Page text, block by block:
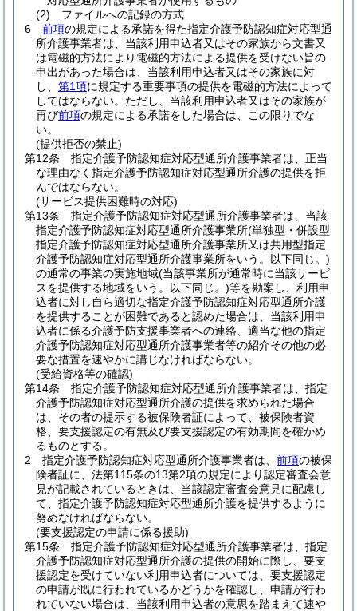
(2)
ファイルへの記録の方式
6
前項の規定による承諾を得た指定介護予防認知症対応型通
所介護事業者は、当該利用申込者又はその家族から文書又
は電磁的方法により電磁的方法による提供を受けない旨の
申出があった場合は、当該利用申込者又はその家族に対
し、 第1項に規定する重要事項の提供を電磁的方法によって
してはならない。 ただし、当該利用申込者又はその家族が
再び前項の規定による承諾をした場合は、この限りでな
い。
(提供拒否の禁止)
第12条
指定介護予防認知症対応型通所介護事業者は、正当
な理由なく指定介護予防認知症対応型通所介護の提供を拒
んではならない。
(サービス提供困難時の対応)
第13条
指定介護予防認知症対応型通所介護事業者は、当該
指定介護予防認知症対応型通所介護事業所(単独型・併設型
指定介護予防認知症対応型通所介護事業所又は共用型指定
介護予防認知症対応型通所介護事業所をいう。以下同じ。)
の通常の事業の実施地域(当該事業所が通常時に当該サービ
スを提供する地域をいう。以下同じ。)等を勘案し、利用申
込者に対し自ら適切な指定介護予防認知症対応型通所介護
を提供することが困難であると認めた場合は、当該利用申
込者に係る介護予防支援事業者への連絡、適当な他の指定
介護予防認知症対応型通所介護事業者等の紹介その他の必
要な措置を速やかに講じなければならない。
(受給資格等の確認)
第14条
指定介護予防認知症対応型通所介護事業者は、指定
介護予防認知症対応型通所介護の提供を求められた場合
は、その者の提示する被保険者証によって、被保険者資
格、要支援認定の有無及び要支援認定の有効期間を確かめ
るものとする。
2
指定介護予防認知症対応型通所介護事業者は、 前項の被保
険者証に、法第115条の13第2項の規定により認定審査会意
見が記載されているときは、当該認定審査会意見に配慮し
て、指定介護予防認知症対応型通所介護を提供するように
努めなければならない。
(要支援認定の申請に係る援助)
第15条
指定介護予防認知症対応型通所介護事業者は、指定
介護予防認知症対応型通所介護の提供の開始に際し、要支
援認定を受けていない利用申込者については、要支援認定
の申請が既に行われているかどうかを確認し、申請が行わ
れていない場合は、当該利用申込者の意思を踏まえて速や